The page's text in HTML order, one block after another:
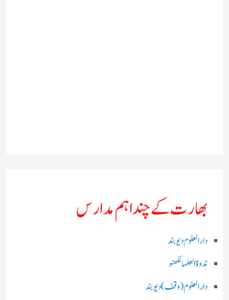
بھارت کے چند اہم مدارس
دارالعلوم دیوبند
ندوۃالعلما لکھنو
دارالعلوم (وقف)دیوبند